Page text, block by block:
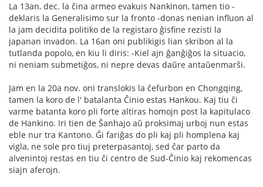
La 13an, dec. la ĉina armeo evakuis Nankinon, tamen tio -
deklaris la Generalisimo sur la fronto -donas nenian influon al
la jam decidita politiko de la registaro ĝisfine rezisti la
japanan invadon. La 16an oni publikigis lian skribon al la
tutlanda popolo, en kiu li diris: -Kiel ajn ĝanĝiĝos la situacio,
ni neniam submetiĝos, ni nepre devas daŭre antaŭenmarŝi.
Jam en la 20a nov. oni translokis la ĉefurbon en Chongqing,
tamen la koro de l' batalanta Ĉinio estas Hankou. Kaj tiu ĉi
varme batanta koro pli forte altiras homojn post la kapitulaco
de Hankino. Iri tien de Ŝanhajo aŭ proksimaj urboj nun estas
eble nur tra Kantono. Ĝi fariĝas do pli kaj pli homplena kaj
vigla, ne sole pro tiuj preterpasantoj, sed ĉar parto da
alvenintoj restas en tiu ĉi centro de Sud-Ĉinio kaj rekomencas
siajn aferojn.